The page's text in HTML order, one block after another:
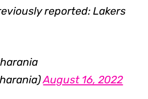
reported: Lakers
August 16, 2022